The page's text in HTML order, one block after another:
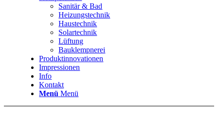
Sanitär & Bad
Heizungstechnik
Haustechnik
Solartechnik
Lüftung
Bauklempnerei
Produktinnovationen
Impressionen
Info
Kontakt
Menü Menü